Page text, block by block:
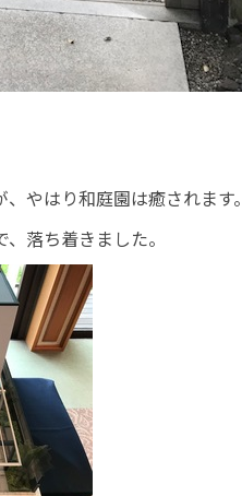
やはり和庭園は癒されます。
落ち着きました。